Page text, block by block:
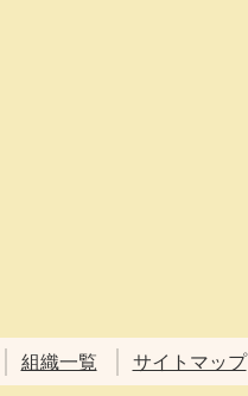
組織一覧 サイトマップ